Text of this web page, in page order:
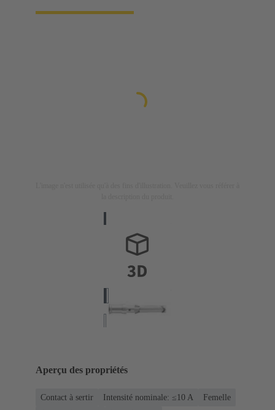
Aperçu des propriétés
Contact à sertir Intensité nominale: ≤10 A
Femelle